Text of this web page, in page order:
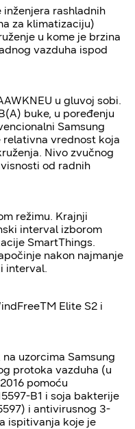
inženjera rashladnih
za klimatizaciju)
u kome je brzina
vazduha ispod
u gluvoj sobi.
buke, u poređenju
Samsung
vrednost koja
Nivo zvučnog
od radnih
režimu. Krajnji
interval izborom
SmartThings.
nakon najmanje
interval.
Elite S2 i
uzorcima Samsung
protoka vazduha (u
pomoću
B1 i soja bakterije
i antivirusnog 3-
ispitivanja koje je